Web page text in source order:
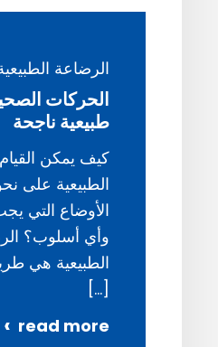
الرضاعة
الحركات
طبيعية ناجحة
كيف يمكن
الطبيعية على
الأوضاع التي
وأي أسلوب؟
الطبيعية هي
[…]
read more